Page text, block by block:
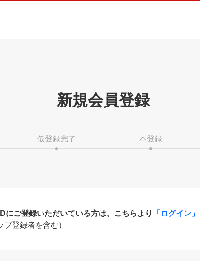
新規会員登録
仮登録完了 本登録
にご登録いただいている方は、こちらより 「ログイン」
プ登録者を含む）